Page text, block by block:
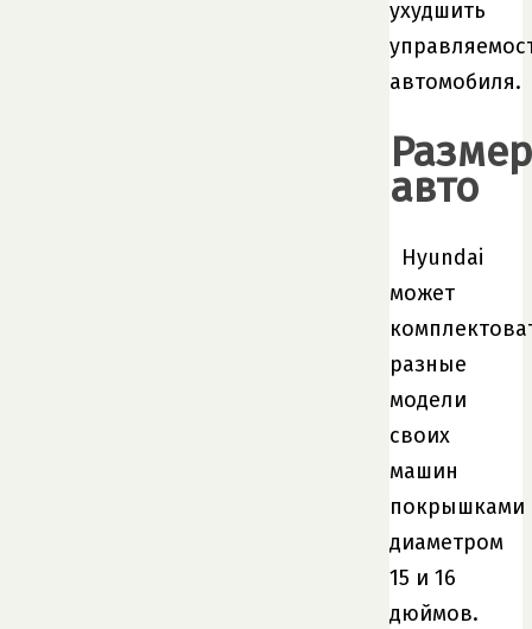
ухудшить
автомобиля.
авто
Hyundai
может
разные
модели
своих
машин
покрышками
диаметром
15 и 16
дюймов.